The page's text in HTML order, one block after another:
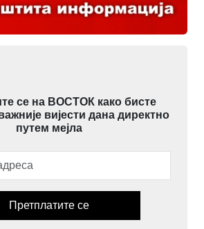
се на ВОСТОК како бисте
вијести дана директно
путем мејла
Претплатите се